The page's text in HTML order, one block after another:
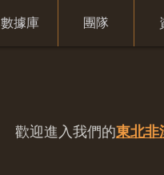
數據庫 團隊
歡迎進入我們的東北非